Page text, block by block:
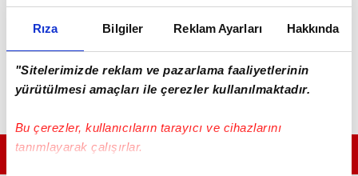
Rıza Bilgiler Reklam Ayarları Hakkında
"Sitelerimizde reklam ve pazarlama faaliyetlerinin
yürütülmesi amaçları ile çerezler kullanılmaktadır.
Bu çerezler, kullanıcıların tarayıcı ve cihazlarını
tanımlayarak çalışırlar.
GÜNÜN EN ÖNEMLİ MANŞETLERİ İÇİN TIKLAYIN